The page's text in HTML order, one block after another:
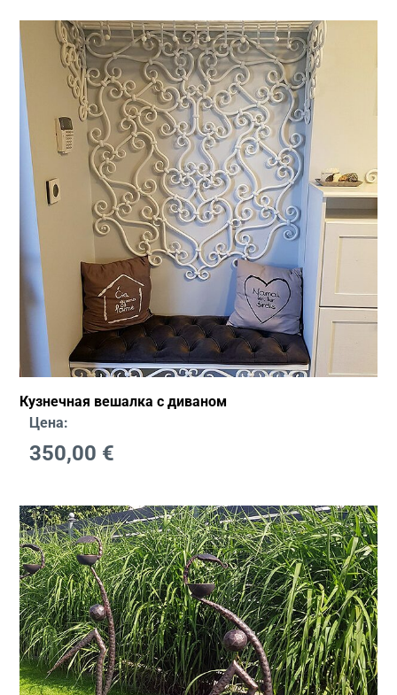
Кузнечная вешалка с диваном
Цена:
350,00 €